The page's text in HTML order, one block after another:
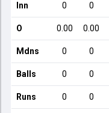
Inn 0 0
O 0.00 0.00
Mdns 0 0
Balls 0 0
Runs 0 0